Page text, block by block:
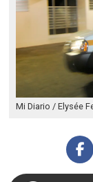
Mi Diario / Elysée